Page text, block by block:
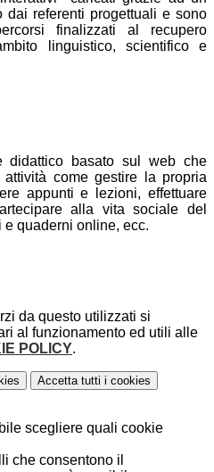
dai referenti progettuali e sono
finalizzati al recupero
linguistico, scientifico e
didattico basato sul web che
come gestire la propria
appunti e lezioni, effettuare
alla vita sociale del
quaderni online, ecc.
da questo utilizzati si
al funzionamento ed utili alle
POLICY.
Accetta tutti i cookies
scegliere quali cookie
che consentono il